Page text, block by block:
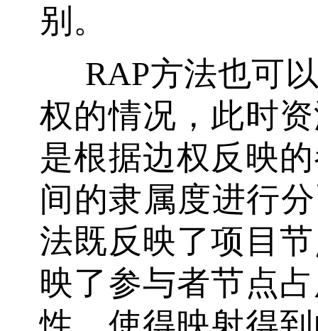
别。
RAP方法也可
权的情况，此时
是根据边权反映
间的隶属度进行
法既反映了项目
映了参与者节点